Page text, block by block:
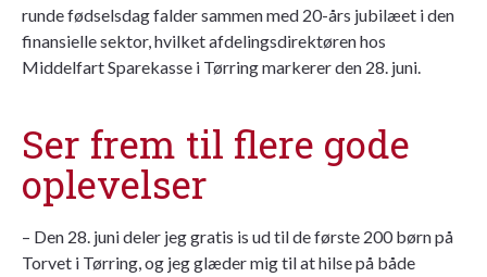
runde fødselsdag falder sammen med 20-års jubilæet i den
finansielle sektor, hvilket afdelingsdirektøren hos
Middelfart Sparekasse i Tørring markerer den 28. juni.
Ser frem til flere gode
oplevelser
– Den 28. juni deler jeg gratis is ud til de første 200 børn på
Torvet i Tørring, og jeg glæder mig til at hilse på både